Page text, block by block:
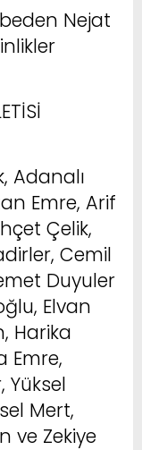
Nejat
Adanalı
Emre, Arif
Çelik,
Cemil
Duyuler
Elvan
Harika
Emre,
Yüksel
Mert,
ve Zekiye